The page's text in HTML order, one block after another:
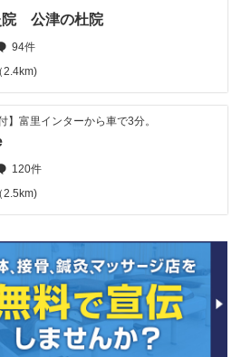
院 公津の杜院
94件
2.4km)
】富里インターから車で3分。
120件
2.5km)